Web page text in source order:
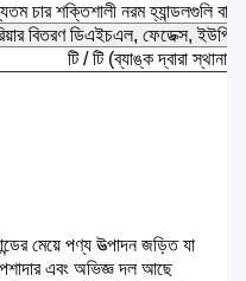
চার শক্তিশালী নরম হ্যান্ডলগুলি
বিতরণ ডিএইচএল, ফেডেক্স,
টি / টি (ব্যাঙ্ক দ্বারা
মেয়ে পণ্য উত্পাদন জড়িত যা
এবং অভিজ্ঞ দল আছে